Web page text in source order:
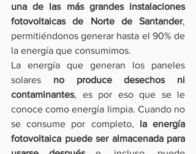
una de las más grandes instalaciones
fotovoltaicas de Norte de Santander,
permitiéndonos generar hasta el 90% de
la energía que consumimos.
La energía que generan los paneles
solares no produce desechos ni
contaminantes, es por eso que se le
conoce como energía limpia. Cuando no
se consume por completo, la energía
fotovoltaica puede ser almacenada para